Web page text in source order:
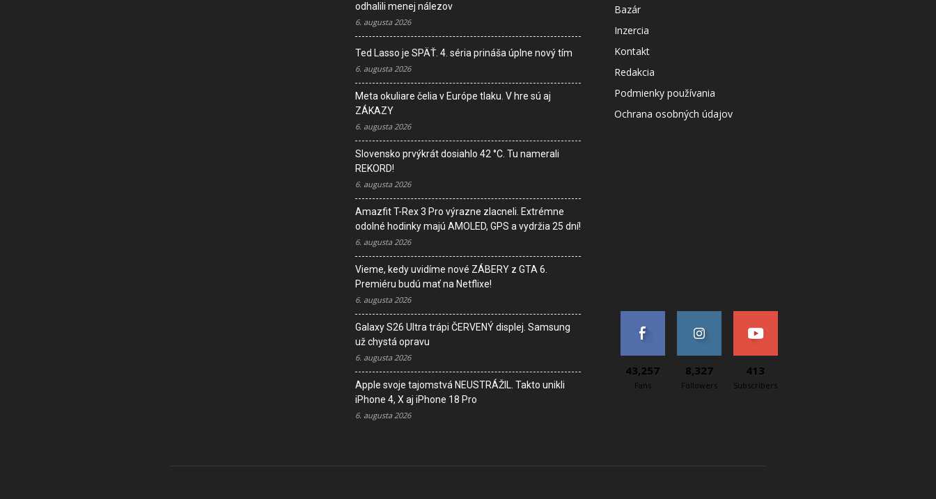
odhalili menej nálezov
6. augusta 2026
Ted Lasso je SPÄŤ. 4. séria prináša úplne nový tím
6. augusta 2026
Meta okuliare čelia v Európe tlaku. V hre sú aj
ZÁKAZY
6. augusta 2026
Slovensko prvýkrát dosiahlo 42 °C. Tu namerali
REKORD!
6. augusta 2026
Amazfit T-Rex 3 Pro výrazne zlacneli. Extrémne
odolné hodinky majú AMOLED, GPS a vydržia 25 dní!
6. augusta 2026
Vieme, kedy uvidíme nové ZÁBERY z GTA 6.
Premiéru budú mať na Netflixe!
6. augusta 2026
Galaxy S26 Ultra trápi ČERVENÝ displej. Samsung
už chystá opravu
6. augusta 2026
Apple svoje tajomstvá NEUSTRÁŽIL. Takto unikli
iPhone 4, X aj iPhone 18 Pro
6. augusta 2026
Bazár
Inzercia
Kontakt
Redakcia
Podmienky používania
Ochrana osobných údajov
43,257
Fans
8,327
Followers
413
Subscribers